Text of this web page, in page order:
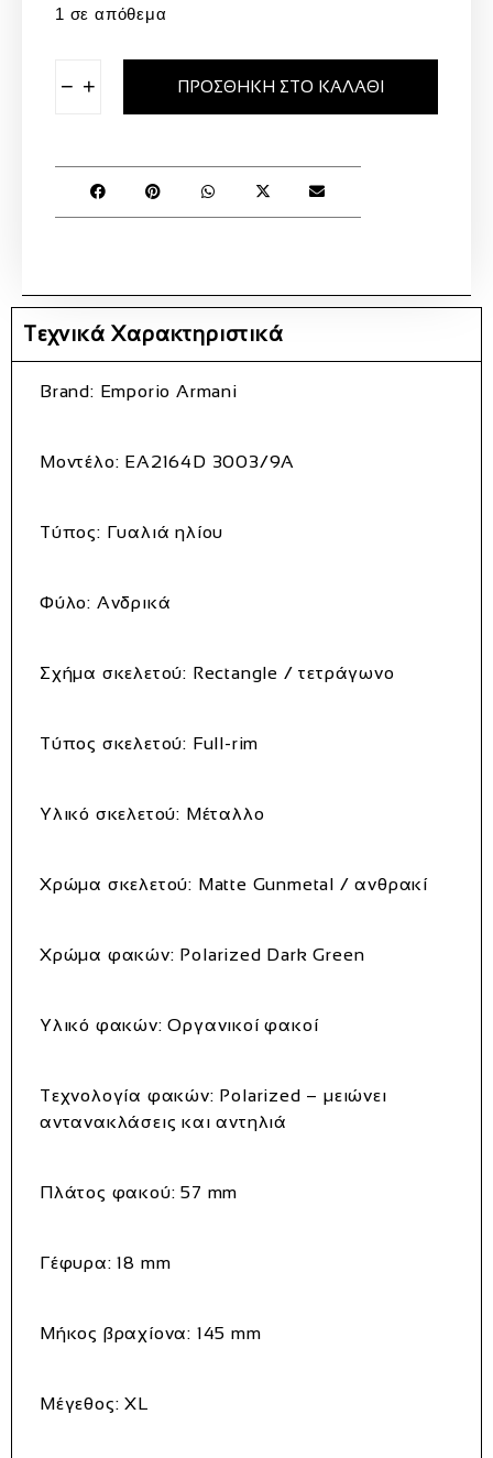
1 σε απόθεμα
− + ΠΡΟΣΘΉΚΗ ΣΤΟ ΚΑΛΆΘΙ
Τεχνικά Χαρακτηριστικά
Brand: Emporio Armani
Μοντέλο: EA2164D 3003/9A
Τύπος: Γυαλιά ηλίου
Φύλο: Ανδρικά
Σχήμα σκελετού: Rectangle / τετράγωνο
Τύπος σκελετού: Full-rim
Υλικό σκελετού: Μέταλλο
Χρώμα σκελετού: Matte Gunmetal / ανθρακί
Χρώμα φακών: Polarized Dark Green
Υλικό φακών: Οργανικοί φακοί
Τεχνολογία φακών: Polarized – μειώνει
αντανακλάσεις και αντηλιά
Πλάτος φακού: 57 mm
Γέφυρα: 18 mm
Μήκος βραχίονα: 145 mm
Μέγεθος: XL